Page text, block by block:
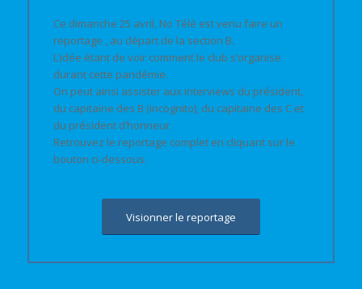
Ce dimanche 25 avril, No Télé est venu faire un
reportage , au départ de la section B.
L’idée étant de voir comment le club s’organise
durant cette pandémie.
On peut ainsi assister aux interviews du président,
du capitaine des B (incognito), du capitaine des C et
du président d’honneur.
Retrouvez le reportage complet en cliquant sur le
bouton ci-dessous.
Visionner le reportage